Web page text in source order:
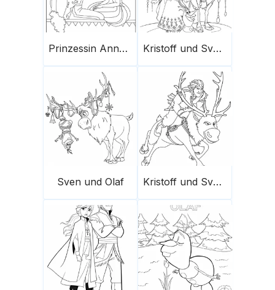
Prinzessin Anna und Prinz Hans Kristoff und Svan Olaf Anna
Sven und Olaf Kristoff und Sven 2